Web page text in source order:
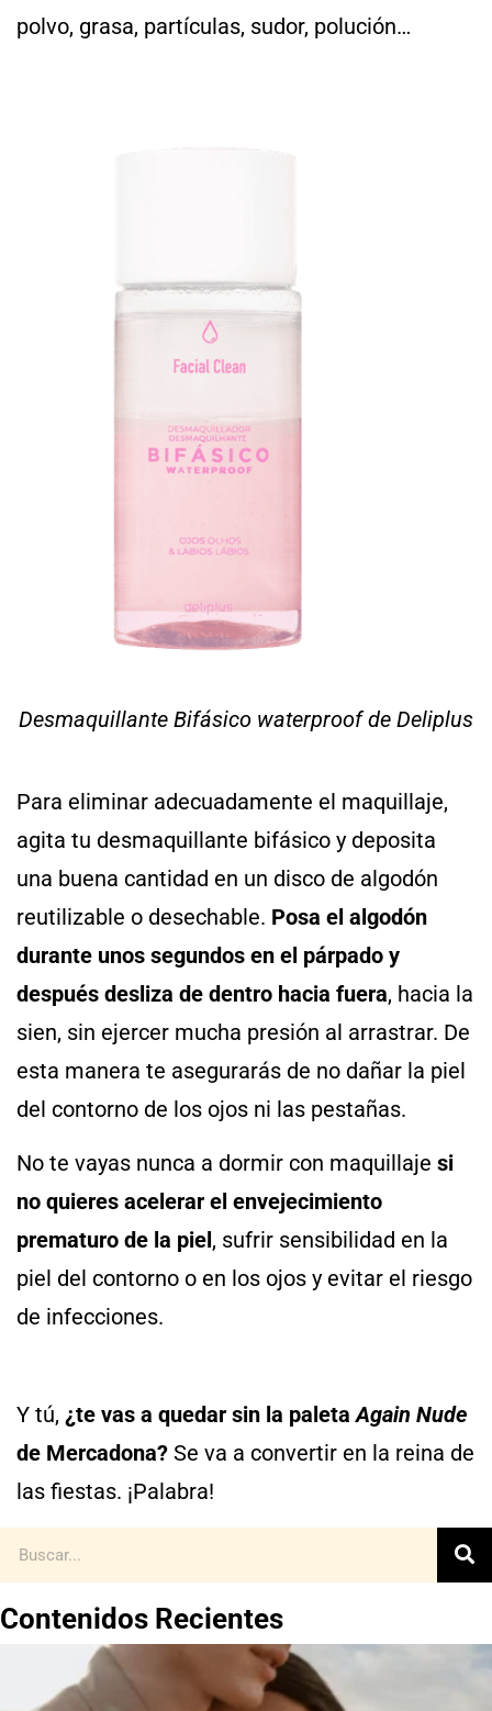
polvo, grasa, partículas, sudor, polución…
Desmaquillante Bifásico waterproof de Deliplus
Para eliminar adecuadamente el maquillaje,
agita tu desmaquillante bifásico y deposita
una buena cantidad en un disco de algodón
reutilizable o desechable. Posa el algodón
durante unos segundos en el párpado y
después desliza de dentro hacia fuera, hacia la
sien, sin ejercer mucha presión al arrastrar. De
esta manera te asegurarás de no dañar la piel
del contorno de los ojos ni las pestañas.
No te vayas nunca a dormir con maquillaje si
no quieres acelerar el envejecimiento
prematuro de la piel, sufrir sensibilidad en la
piel del contorno o en los ojos y evitar el riesgo
de infecciones.
Y tú, ¿te vas a quedar sin la paletaAgain Nude
de Mercadona? Se va a convertir en la reina de
las fiestas. ¡Palabra!
Contenidos Recientes